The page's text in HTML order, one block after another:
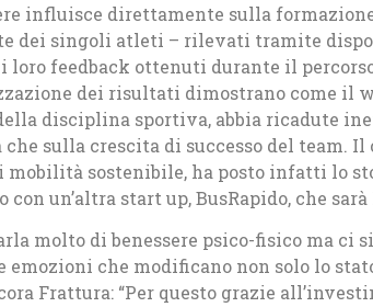
influisce direttamente sulla
dei singoli atleti – rilevati tramite
loro feedback ottenuti durante il
dei risultati dimostrano come il
disciplina sportiva, abbia ricadute
che sulla crescita di successo del team.
mobilità sostenibile, ha posto infatti lo
con un’altra start up, BusRapido, che
molto di benessere psico-fisico ma ci
emozioni che modificano non solo lo
Frattura: “Per questo grazie